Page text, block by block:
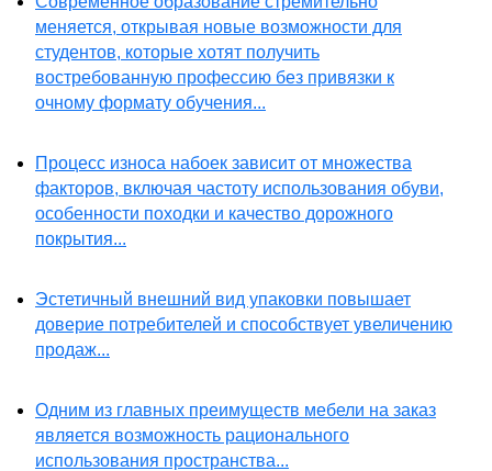
меняется, открывая новые возможности для
студентов, которые хотят получить
востребованную профессию без привязки к
очному формату обучения...
Процесс износа набоек зависит от множества
факторов, включая частоту использования обуви,
особенности походки и качество дорожного
покрытия...
Эстетичный внешний вид упаковки повышает
доверие потребителей и способствует увеличению
продаж...
Одним из главных преимуществ мебели на заказ
является возможность рационального
использования пространства...